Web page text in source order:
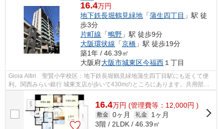
16.4万円
地下鉄長堀鶴見緑地 「蒲生四丁目 」駅 徒
歩3分
片町線 「鴫野 」駅 徒歩9分
大阪環状線 「京橋 」駅 徒歩19分
築1年 / 46.39㎡
大阪府大阪市城東区今福西１丁目
Gioia Altiri 聖賢小学校区：地下鉄長堀鶴見緑地蒲生四丁目駅にも近くて便
利。関西みらい銀行 城東支店が歩いて430mのところにあります。共用部に
はエレベータ・敷地内ごみ置き場など...
16.4万円 (管理費等：12,000円 )
敷金 0ヶ月 礼金
1ヶ月
3階 / 2LDK / 46.39㎡